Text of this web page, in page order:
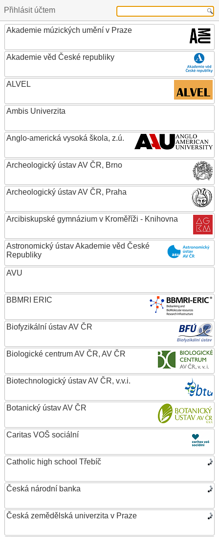
Přihlásit účtem
Akademie múzických umění v Praze
Akademie věd České republiky
ALVEL
Ambis Univerzita
Anglo-americká vysoká škola, z.ú.
Archeologický ústav AV ČR, Brno
Archeologický ústav AV ČR, Praha
Arcibiskupské gymnázium v Kroměříži - Knihovna
Astronomický ústav Akademie věd České
Republiky
AVU
BBMRI ERIC
Biofyzikální ústav AV ČR
Biologické centrum AV ČR, AV ČR
Biotechnologický ústav AV ČR, v.v.i.
Botanický ústav AV ČR
Caritas VOŠ sociální
Catholic high school Třebíč
Česká národní banka
Česká zemědělská univerzita v Praze